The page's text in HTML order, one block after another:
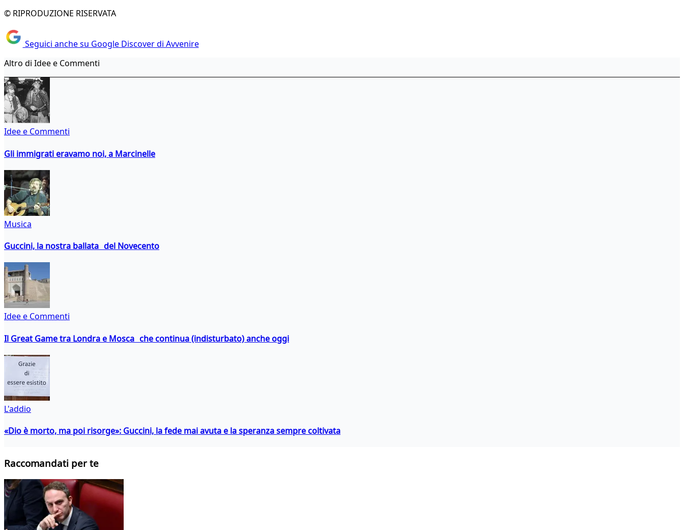
© RIPRODUZIONE RISERVATA
Seguici anche su Google Discover di Avvenire
Altro di Idee e Commenti
Idee e Commenti
Gli immigrati eravamo noi, a Marcinelle
Musica
Guccini, la nostra ballata del Novecento
Idee e Commenti
Il Great Game tra Londra e Mosca che continua (indisturbato) anche oggi
L'addio
«Dio è morto, ma poi risorge»: Guccini, la fede mai avuta e la speranza sempre coltivata
Raccomandati per te